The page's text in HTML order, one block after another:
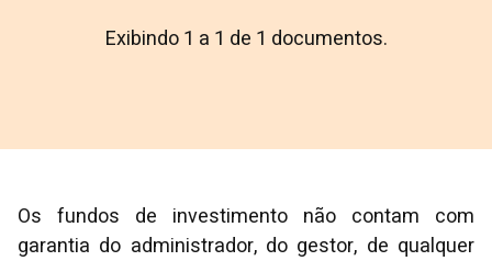
Exibindo 1 a 1 de 1 documentos.
Os fundos de investimento não contam com
garantia do administrador, do gestor, de qualquer